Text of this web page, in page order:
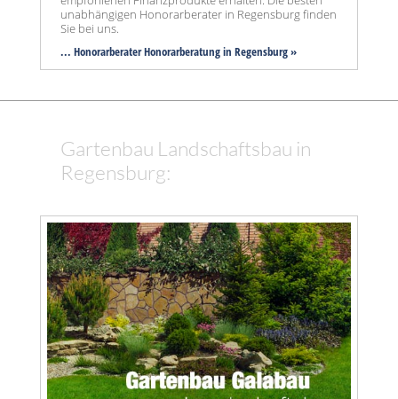
unabhängigen Honorarberater in Regensburg finden
Sie bei uns.
... Honorarberater Honorarberatung in Regensburg »
Gartenbau Landschaftsbau in
Regensburg: